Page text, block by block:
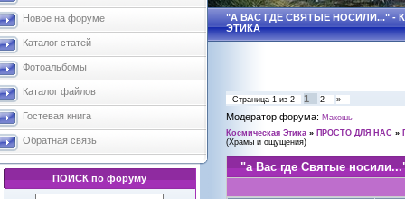
Новое на форуме
Каталог статей
Фотоальбомы
Каталог файлов
Гостевая книга
Обратная связь
ПОИСК по форуму
"А ВАС ГДЕ СВЯТЫЕ НОСИЛИ..." -
ЭТИКА
Страница 1 из 2 1 2 »
Модератор форума: Макошь
Космическая Этика » ПРОСТО ДЛЯ НАС »
(Храмы и ощущения)
"а Вас где Святые